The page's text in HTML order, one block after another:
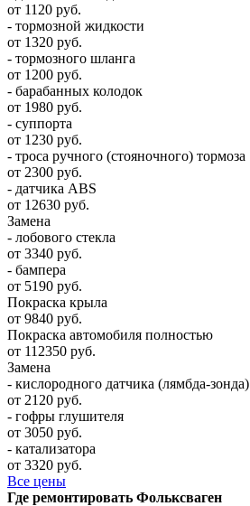
от 1120 руб.
- тормозной жидкости
от 1320 руб.
- тормозного шланга
от 1200 руб.
- барабанных колодок
от 1980 руб.
- суппорта
от 1230 руб.
- троса ручного (стояночного) тормоза
от 2300 руб.
- датчика ABS
от 12630 руб.
Замена
- лобового стекла
от 3340 руб.
- бампера
от 5190 руб.
Покраска крыла
от 9840 руб.
Покраска автомобиля полностью
от 112350 руб.
Замена
- кислородного датчика (лямбда-зонда)
от 2120 руб.
- гофры глушителя
от 3050 руб.
- катализатора
от 3320 руб.
Все цены
Где ремонтировать Фолькcваген